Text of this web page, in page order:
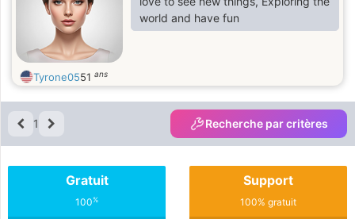
world and have fun
Tyrone0551 ans
1 Recherche par critères
Gratuit
100%
Support
100% gratuit